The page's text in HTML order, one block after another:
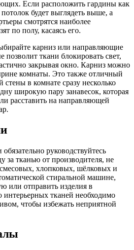
Если расположить гардины как
будет выглядеть выше, а
смотрятся наиболее
по полу, касаясь его.
карниз или направляющие
ткани блокировать свет,
закрывая окно. Карниз можно
комнаты. Это также отличный
стены в комнате сразу несколько
широкую пару занавесок, которая
расставить на направляющей
руководствуйтесь
за тканью от производителя, не
хлопковых, шёлковых и
стиральной машине,
или отправить изделия в
тканей необходимо
чтобы избежать неприятной